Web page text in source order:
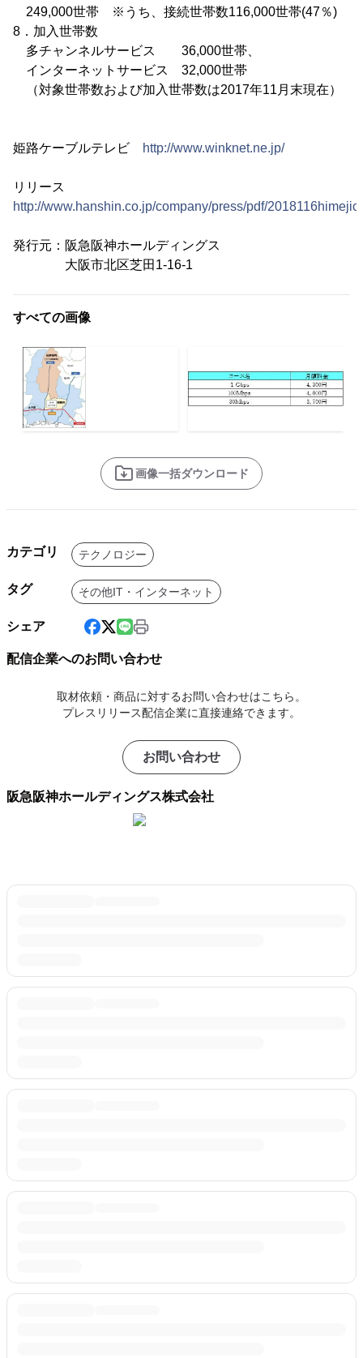
249,000世帯 ※うち、接続世帯数116,000世帯(47％)
8．加入世帯数
多チャンネルサービス 36,000世帯、
インターネットサービス 32,000世帯
（対象世帯数および加入世帯数は2017年11月末現在）
姫路ケーブルテレビ http://www.winknet.ne.jp/
リリース
http://www.hanshin.co.jp/company/press/pdf/
発行元：阪急阪神ホールディングス
大阪市北区芝田1-16-1
すべての画像
画像一括ダウンロード
カテゴリ テクノロジー
タグ その他IT・インターネット
シェア
配信企業へのお問い合わせ
取材依頼・商品に対するお問い合わせはこちら。
プレスリリース配信企業に直接連絡できます。
お問い合わせ
阪急阪神ホールディングス株式会社